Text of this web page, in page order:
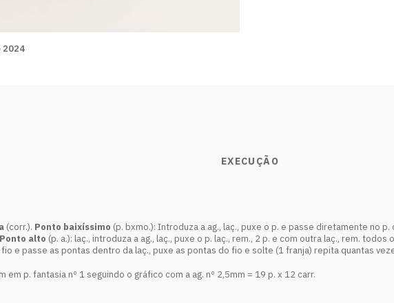
2024
EXECUÇÃO
(corr.). Ponto baixíssimo (p. bxmo.): Introduza a ag., laç., puxe o p. e passe diretamente no p.
Ponto alto (p. a.): laç., introduza a ag., laç., puxe o p. laç., rem., 2 p. e com outra laç., rem. todos
e passe as pontas dentro da laç., puxe as pontas do fio e solte (1 franja) repita quantas
em p. fantasia nº 1 seguindo o gráfico com a ag. nº 2,5mm = 19 p. x 12 carr.